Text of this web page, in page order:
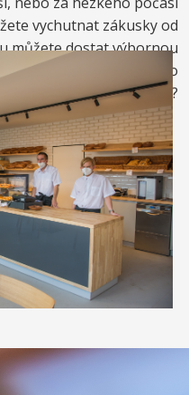
vychutnat zákusky od
můžete dostat výbornou
zrmzlinový pohár nebo
vynikající točenou zmrzlinu?